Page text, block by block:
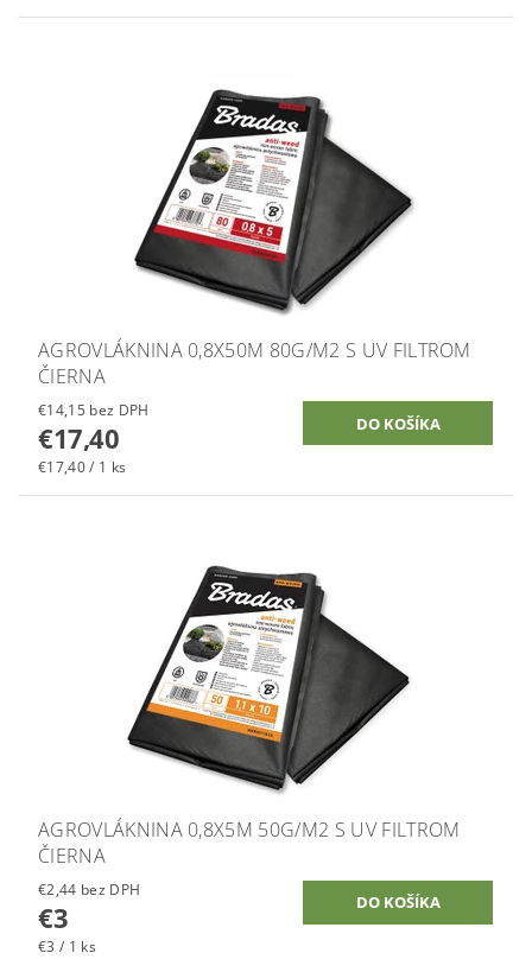
AGROVLÁKNINA 0,8X50M 80G/M2 S UV FILTROM
ČIERNA
€14,15 bez DPH
€17,40
€17,40 / 1 ks
AGROVLÁKNINA 0,8X5M 50G/M2 S UV FILTROM
ČIERNA
€2,44 bez DPH
€3
€3 / 1 ks